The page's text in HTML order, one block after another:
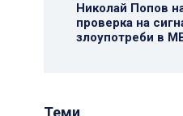
Николай Попов
проверка на
злоупотреби в
Теми